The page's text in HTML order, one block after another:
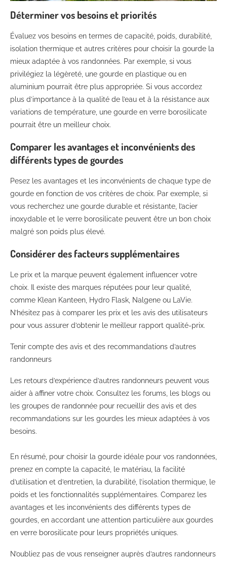
Déterminer vos besoins et priorités
Évaluez vos besoins en termes de capacité, poids, durabilité,
isolation thermique et autres critères pour choisir la gourde la
mieux adaptée à vos randonnées. Par exemple, si vous
privilégiez la légèreté, une gourde en plastique ou en
aluminium pourrait être plus appropriée. Si vous accordez
plus d’importance à la qualité de l’eau et à la résistance aux
variations de température, une gourde en verre borosilicate
pourrait être un meilleur choix.
Comparer les avantages et inconvénients des
différents types de gourdes
Pesez les avantages et les inconvénients de chaque type de
gourde en fonction de vos critères de choix. Par exemple, si
vous recherchez une gourde durable et résistante, l’acier
inoxydable et le verre borosilicate peuvent être un bon choix
malgré son poids plus élevé.
Considérer des facteurs supplémentaires
Le prix et la marque peuvent également influencer votre
choix. Il existe des marques réputées pour leur qualité,
comme Klean Kanteen, Hydro Flask, Nalgene ou LaVie.
N’hésitez pas à comparer les prix et les avis des utilisateurs
pour vous assurer d’obtenir le meilleur rapport qualité-prix.
Tenir compte des avis et des recommandations d’autres
randonneurs
Les retours d’expérience d’autres randonneurs peuvent vous
aider à affiner votre choix. Consultez les forums, les blogs ou
les groupes de randonnée pour recueillir des avis et des
recommandations sur les gourdes les mieux adaptées à vos
besoins.
En résumé, pour choisir la gourde idéale pour vos randonnées,
prenez en compte la capacité, le matériau, la facilité
d’utilisation et d’entretien, la durabilité, l’isolation thermique, le
poids et les fonctionnalités supplémentaires. Comparez les
avantages et les inconvénients des différents types de
gourdes, en accordant une attention particulière aux gourdes
en verre borosilicate pour leurs propriétés uniques.
N’oubliez pas de vous renseigner auprès d’autres randonneurs